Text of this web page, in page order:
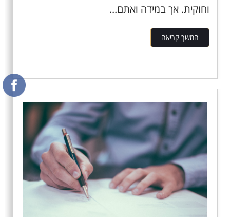
וחוקית. אך במידה ואתם...
המשך קריאה